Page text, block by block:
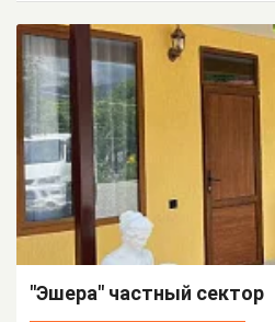
"Эшера" частный сектор